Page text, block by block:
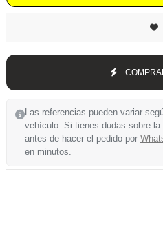
Las referencias pueden variar
vehículo. Si tienes dudas sobre
antes de hacer el pedido por
en minutos.